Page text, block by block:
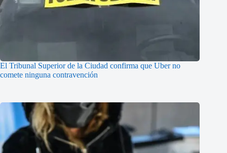
El Tribunal Superior de la Ciudad confirma que Uber no
comete ninguna contravención